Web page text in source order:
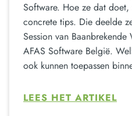
Software. Hoe ze dat
concrete tips. Die deelde
Session van
AFAS Software België.
ook kunnen toepassen
LEES HET ARTIKEL